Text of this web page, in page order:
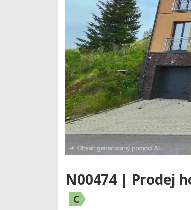
N00474 | Prodej
C